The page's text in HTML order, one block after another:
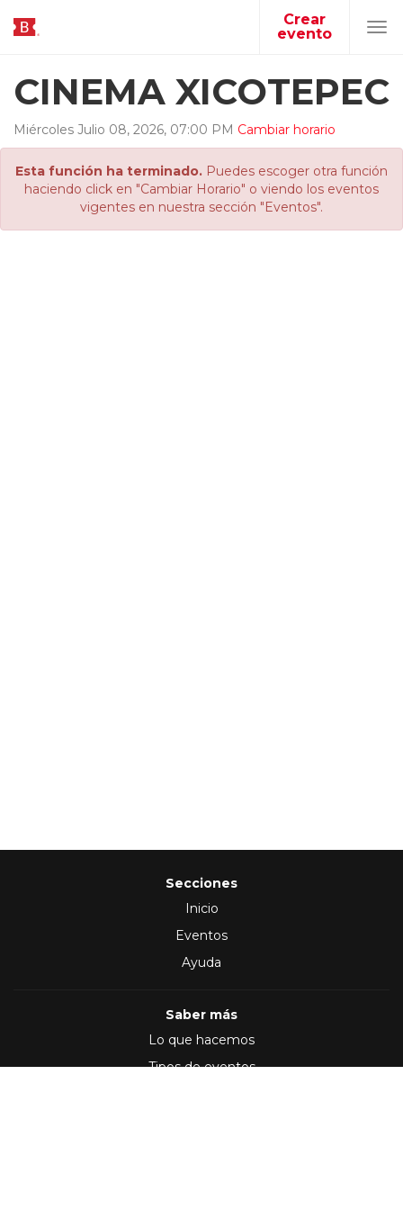
Crear
evento
CINEMA XICOTEPEC
Miércoles Julio 08, 2026, 07:00 PM Cambiar horario
Esta función ha terminado. Puedes escoger otra función
haciendo click en "Cambiar Horario" o viendo los eventos
vigentes en nuestra sección "Eventos".
Secciones
Inicio
Eventos
Ayuda
Saber más
Lo que hacemos
Tipos de eventos